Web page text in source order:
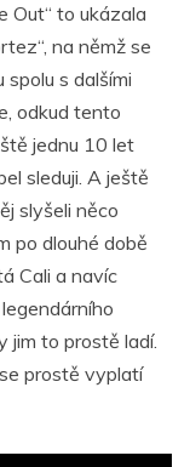
Out“ to ukázala
na němž se
spolu s dalšími
odkud tento
jednu 10 let
sleduji. A ještě
slyšeli něco
po dlouhé době
Cali a navíc
jim to prostě ladí.
prostě vyplatí